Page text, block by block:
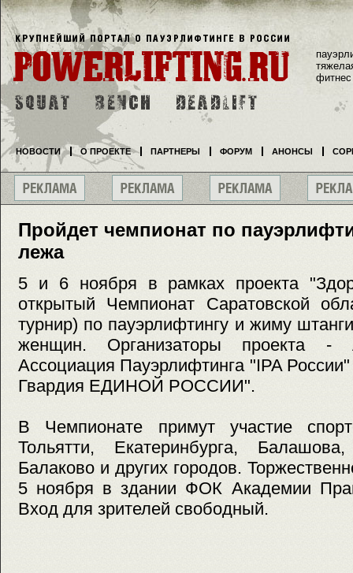
Пройдет чемпионат по
лежа
5 и 6 ноября в рамках проекта
открытый Чемпионат Саратовской
турнир) по пауэрлифтингу и жиму
женщин. Организаторы проекта -
Ассоциация Пауэрлифтинга "IPA
Гвардия ЕДИНОЙ РОССИИ".
В Чемпионате примут участие
Тольятти, Екатеринбурга,
Балаково и других городов.
5 ноября в здании ФОК Академии
Вход для зрителей свободный.
фитнес
НОВОСТИ О ПРОЕКТЕ ПАРТНЕРЫ ФОРУМ АНОНСЫ